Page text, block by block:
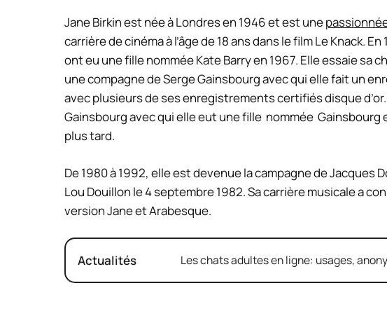
Jane Birkin est née à Londres en 1946 et est une
carrière de cinéma à l’âge de 18 ans dans le film Le Knack.
ont eu une fille nommée Kate Barry en 1967. Elle essaie sa
une compagne de Serge Gainsbourg avec qui elle fait un
avec plusieurs de ses enregistrements certifiés disque
Gainsbourg avec qui elle eut une fille nommée Gainsbourg
plus tard.
De 1980 à 1992, elle est devenue la campagne de Jacques
Lou Douillon le 4 septembre 1982. Sa carrière musicale a
version Jane et Arabesque.
Actualités Les chats adultes en ligne: usages,